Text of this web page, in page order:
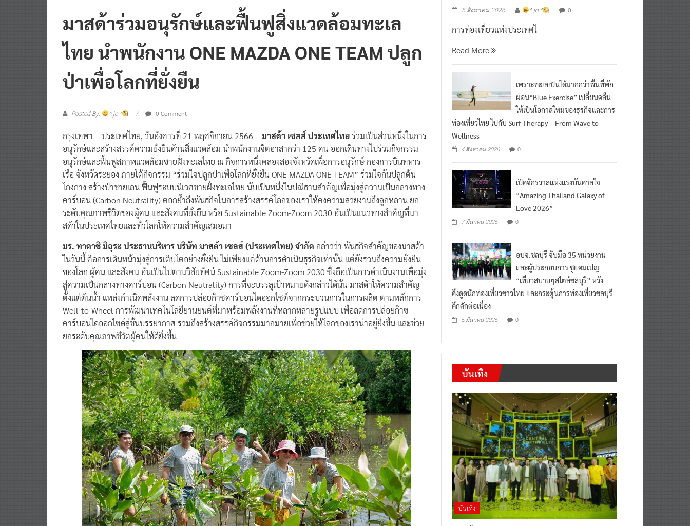
มาสด้าร่วมอนุรักษ์และฟื้นฟูสิ่งแวดล้อมทะเล
ไทย นำพนักงาน ONE MAZDA ONE TEAM ปลูก
ป่าเพื่อโลกที่ยั่งยืน
Posted By: ^ jo ^ 0 Comment
กรุงเทพฯ – ประเทศไทย, วันอังคารที่ 21 พฤศจิกายน 2566 – มาสด้า เซลส์ ประเทศไทยร่วมเป็นส่วนหนึ่งในการ
อนุรักษ์และสร้างสรรค์ความยั่งยืนด้านสิ่งแวดล้อม นำพนักงานจิตอาสากว่า 125 คน ออกเดินทางไปร่วมกิจกรรม
อนุรักษ์และฟื้นฟูสภาพแวดล้อมชายฝั่งทะเลไทย ณ กิจการหนึ่งคลองสองจังหวัดเพื่อการอนุรักษ์ กองการบินทหาร
เรือ จังหวัดระยอง ภายใต้กิจกรรม “ร่วมใจปลูกป่าเพื่อโลกที่ยั่งยืน ONE MAZDA ONE TEAM” ร่วมใจกันปลูกต้น
โกงกาง สร้างป่าชายเลน ฟื้นฟูระบบนิเวศชายฝั่งทะเลไทย นับเป็นหนึ่งในปณิธานสำคัญเพื่อมุ่งสู่ความเป็นกลางทาง
คาร์บอน (Carbon Neutrality) ตอกย้ำถึงพันธกิจในการสร้างสรรค์โลกของเราให้คงความสวยงามถึงลูกหลาน ยก
ระดับคุณภาพชีวิตของผู้คน และสังคมที่ยั่งยืน หรือ Sustainable Zoom-Zoom 2030 อันเป็นแนวทางสำคัญที่มา
สด้าในประเทศไทยและทั่วโลกให้ความสำคัญเสมอมา
มร. ทาดาชิ มิอุระ ประธานบริหาร บริษัท มาสด้า เซลส์ (ประเทศไทย) จำกัด กล่าวว่า พันธกิจสำคัญของมาสด้า
ในวันนี้ คือการเดินหน้ามุ่งสู่การเติบโตอย่างยั่งยืน ไม่เพียงแค่ด้านการดำเนินธุรกิจเท่านั้น แต่ยังรวมถึงความยั่งยืน
ของโลก ผู้คน และสังคม อันเป็นไปตามวิสัยทัศน์ Sustainable Zoom-Zoom 2030 ซึ่งถือเป็นการดำเนินงานเพื่อมุ่ง
สู่ความเป็นกลางทางคาร์บอน (Carbon Neutrality) การที่จะบรรลุเป้าหมายดังกล่าวได้นั้น มาสด้าให้ความสำคัญ
ตั้งแต่ต้นน้ำ แหล่งกำเนิดพลังงาน ลดการปล่อยก๊าซคาร์บอนไดออกไซต์จากกระบวนการในการผลิต ตามหลักการ
Well-to-Wheel การพัฒนาเทคโนโลยียานยนต์ที่มาพร้อมพลังงานที่หลากหลายรูปแบบ เพื่อลดการปล่อยก๊าซ
คาร์บอนไดออกไซด์สู่ชั้นบรรยากาศ รวมถึงสร้างสรรค์กิจกรรมมากมายเพื่อช่วยให้โลกของเราน่าอยู่ยิ่งขึ้น และช่วย
ยกระดับคุณภาพชีวิตผู้คนให้ดียิ่งขึ้น
5 สิงหาคม 2026 ^ jo ^ 0
การท่องเที่ยวแห่งประเทศไ
Read More
เพราะทะเลเป็นได้มากกว่าพื้นที่พัก
ผ่อน“Blue Exercise” เปลี่ยนคลื่น
ให้เป็นโอกาสใหม่ของธุรกิจและการ
ท่องเที่ยวไทย ไปกับ Surf Therapy – From Wave to
Wellness
4 สิงหาคม 2026 0
เปิดจักรวาลแห่งแรงบันดาลใจ
“Amazing Thailand Galaxy of
Love 2026”
7 มีนาคม 2026 0
อบจ.ชลบุรี จับมือ 35 หน่วยงาน
และผู้ประกอบการ ชูแคมเปญ
“เที่ยวสบายๆสไตล์ชลบุรี” หวัง
ดึงดูดนักท่องเที่ยวชาวไทย และกระตุ้นการท่องเที่ยวชลบุรี
คึกคักต่อเนื่อง
5 มีนาคม 2026 0
บันเทิง
บันเทิง